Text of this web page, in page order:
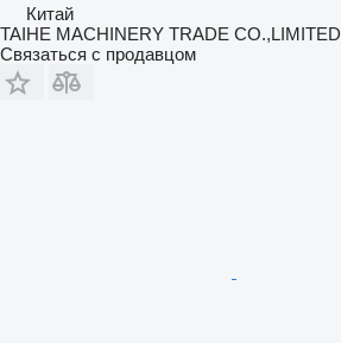
Китай
TAIHE MACHINERY TRADE CO.,LIMITED
Связаться с продавцом